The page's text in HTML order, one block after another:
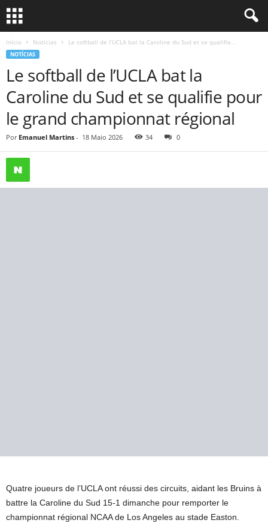
Início Notícias Le softball de l’UCLA bat la Caroline du Sud et se qualifie...
NOTÍCIAS
Le softball de l’UCLA bat la
Caroline du Sud et se qualifie pour
le grand championnat régional
Por Emanuel Martins - 18 Maio 2026 34 0
Quatre joueurs de l’UCLA ont réussi des circuits, aidant les Bruins à
battre la Caroline du Sud 15-1 dimanche pour remporter le
championnat régional NCAA de Los Angeles au stade Easton.